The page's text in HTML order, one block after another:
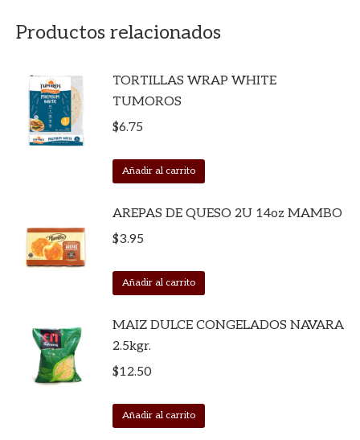
Productos relacionados
TORTILLAS WRAP WHITE
TUMOROS
$6.75
Añadir al carrito
AREPAS DE QUESO 2U 14oz MAMBO
$3.95
Añadir al carrito
MAIZ DULCE CONGELADOS NAVARA
2.5kgr.
$12.50
Añadir al carrito